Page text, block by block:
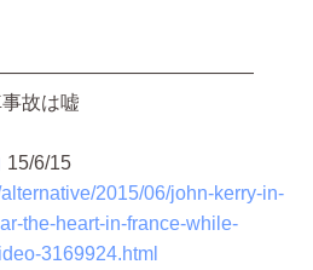
故は嘘
15/6/15
2015/06/john-kerry-in-
the-heart-in-france-while-
3169924.html